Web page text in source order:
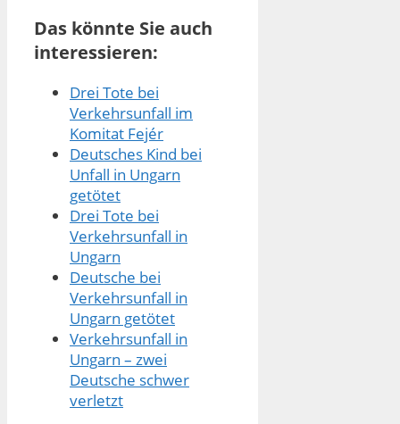
Das könnte Sie auch
interessieren:
Drei Tote bei
Verkehrsunfall im
Komitat Fejér
Deutsches Kind bei
Unfall in Ungarn
getötet
Drei Tote bei
Verkehrsunfall in
Ungarn
Deutsche bei
Verkehrsunfall in
Ungarn getötet
Verkehrsunfall in
Ungarn – zwei
Deutsche schwer
verletzt